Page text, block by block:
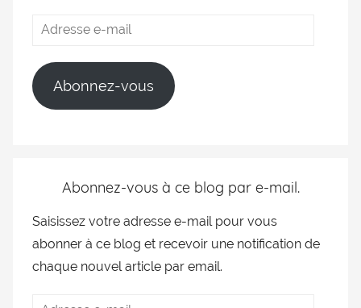
Abonnez-vous
Abonnez-vous à ce blog par e-mail.
Saisissez votre adresse e-mail pour vous
abonner à ce blog et recevoir une notification de
chaque nouvel article par email.